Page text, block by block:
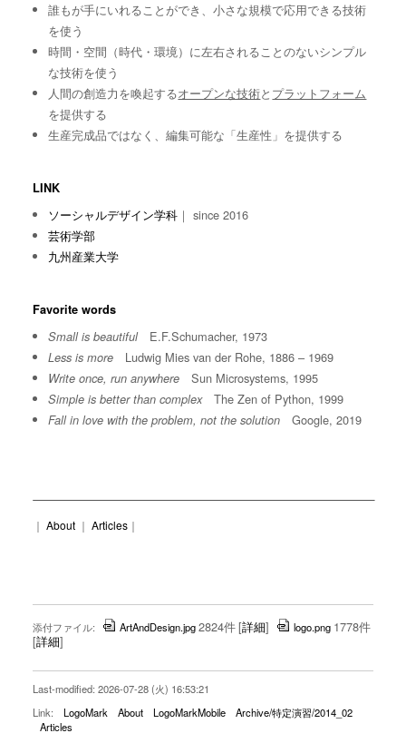
誰もが手にいれることができ、小さな規模で応用できる技術
を使う
時間・空間（時代・環境）に左右されることのないシンプル
な技術を使う
人間の創造力を喚起するオープンな技術と プラットフォーム
を提供する
生産完成品ではなく、編集可能な「生産性」を提供する
LINK
ソーシャルデザイン学科 ｜ since 2016
芸術学部
九州産業大学
Favorite words
Small is beautifulE.F.Schumacher, 1973
Less is more Ludwig Mies van der Rohe, 1886 – 1969
Write once, run anywhere Sun Microsystems, 1995
Simple is better than complexThe Zen of Python, 1999
Fall in love with the problem, not the solution Google, 2019
｜ About｜ Articles｜
添付ファイル: ArtAndDesign.jpg2824件[詳細] logo.png 1778件
[詳細]
Last-modified: 2026-07-28 (火) 16:53:21
Link:
LogoMark About LogoMarkMobile
Archive/特定演習/2014_02
Articles